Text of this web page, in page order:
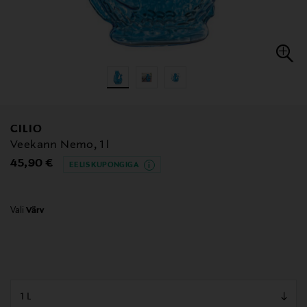
CILIO
Veekann Nemo, 1 l
Original Price
45,90 € EELIS KUPONGIGA
Vali Värv